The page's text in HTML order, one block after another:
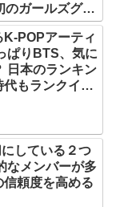
ガールズグル
ル「MEOW」
POPアーティ
ぱりBTS、気に
日本のランキン
もランクイ
している２つ
なメンバーが多
頼度を高める